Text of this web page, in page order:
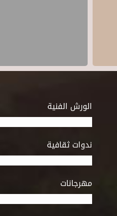
الورش الفنية
ندوات ثقافية
مهرجانات